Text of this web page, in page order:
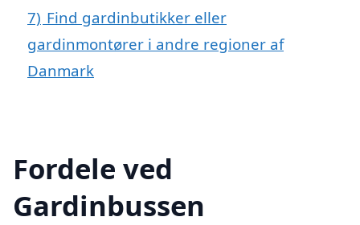
7) Find gardinbutikker eller
gardinmontører i andre regioner af
Danmark
Fordele ved
Gardinbussen